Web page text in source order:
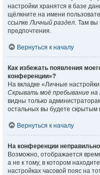
настройки хранятся в базе
щёлкните на имени
ссылкеЛичный раздел. Там вы
предпочтения.
Вернуться к началу
Как избежать появления
конференции»?
На вкладке «Личные
Скрывать моё пребывание на
видны только
остальных вы будете скрытым
Вернуться к началу
На конференции
Возможно, отображается
а не к тому, в котором
настройках часовой пояс на